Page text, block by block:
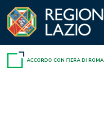
contenuto
ACCORDO CON FIERA DI ROMA